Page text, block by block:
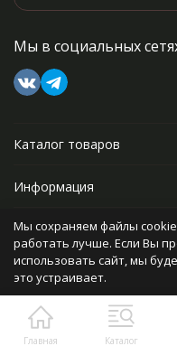
Главная Каталог
Мы в социальных
Каталог товаров
Информация
Прочее
Политика персональных
Разработано в
bodysite.ru
Мы сохраняем файлы
работать лучше. Если Вы
использовать сайт, мы
это устраивает.